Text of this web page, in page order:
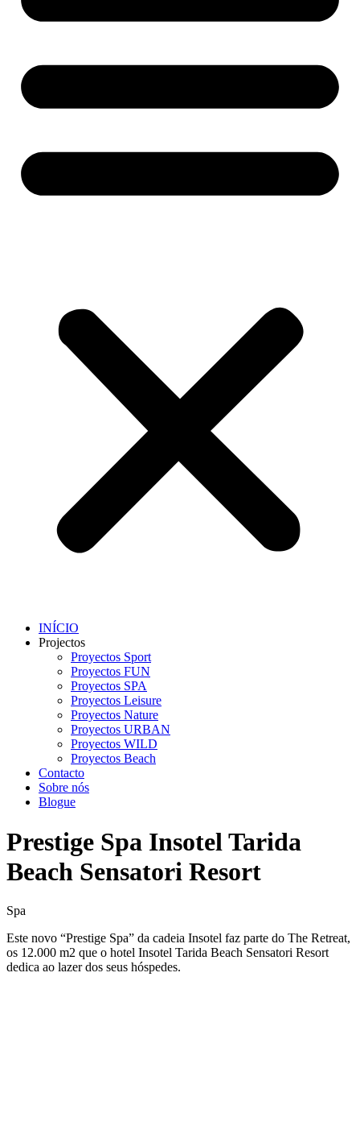
INÍCIO
Projectos
Proyectos Sport
Proyectos FUN
Proyectos SPA
Proyectos Leisure
Proyectos Nature
Proyectos URBAN
Proyectos WILD
Proyectos Beach
Contacto
Sobre nós
Blogue
Prestige Spa Insotel Tarida
Beach Sensatori Resort
Spa
Este novo “Prestige Spa” da cadeia Insotel faz parte do The Retreat,
os 12.000 m2 que o hotel Insotel Tarida Beach Sensatori Resort
dedica ao lazer dos seus hóspedes.